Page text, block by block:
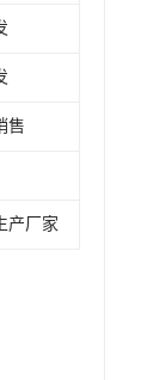
售
产厂家